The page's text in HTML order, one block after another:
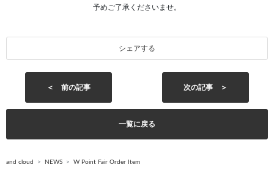
予めご了承くださいませ。
シェアする
＜ 前の記事 次の記事 ＞
一覧に戻る
and cloud NEWS W Point Fair Order Item